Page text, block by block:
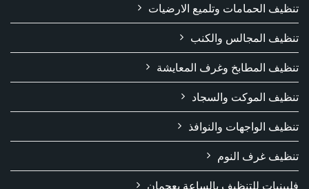
تنظيف الحمامات وتلميع الارضيات
تنظيف المجالس والكنب
تنظيف المطابخ وغرف المعايشة
تنظيف الموكت والسجاد
تنظيف الواجهات والنوافذ
تنظيف غرف النوم
فلبينيات للتنظيف بالساعة بعجمان